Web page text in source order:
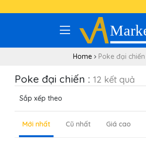
Home Poke đại chiến
Poke đại chiến : 12 kết quả
Sắp xếp theo
Mới nhất Cũ nhất Giá cao